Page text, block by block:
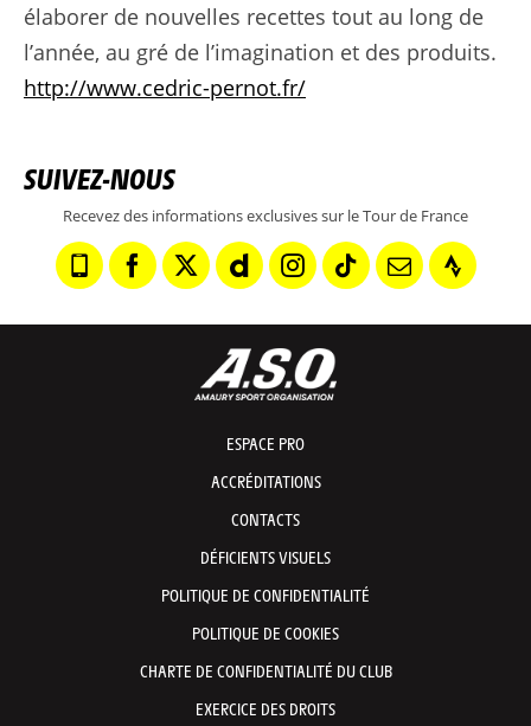
élaborer de nouvelles recettes tout au long de
l’année, au gré de l’imagination et des produits.
http://www.cedric-pernot.fr/
SUIVEZ-NOUS
Recevez des informations exclusives sur le Tour de France
ESPACE PRO
ACCRÉDITATIONS
CONTACTS
DÉFICIENTS VISUELS
POLITIQUE DE CONFIDENTIALITÉ
POLITIQUE DE COOKIES
CHARTE DE CONFIDENTIALITÉ DU CLUB
EXERCICE DES DROITS